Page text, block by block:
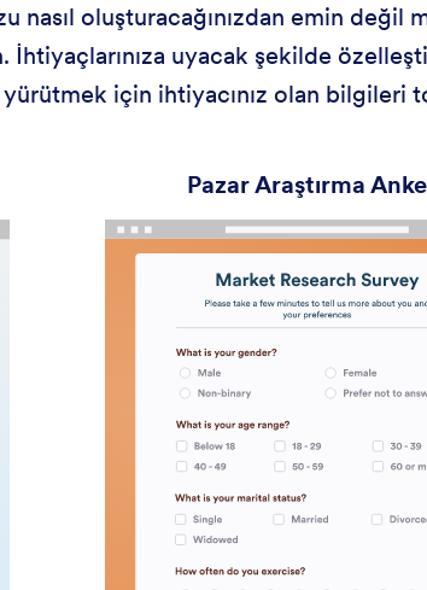
nasıl oluşturacağınızdan emin değil
İhtiyaçlarınıza uyacak şekilde
yürütmek için ihtiyacınız olan bilgileri
Pazar Araştırma